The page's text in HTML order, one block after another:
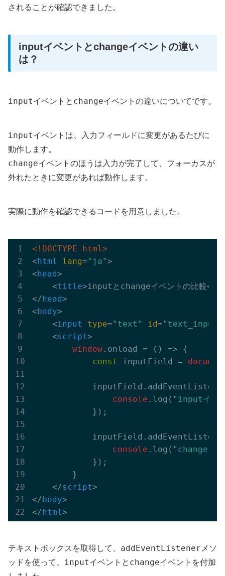
されることが確認できました。
inputイベントとchangeイベントの違い
は？
inputイベントと changeイベントの違いについてです。
inputイベントは、入力フィールドに変更があるたびに
動作します。
changeイベントのほうは入力が完了して、フォーカスが
外れたときに変更があれば動作します。
実際に動作を確認できるコードを用意しました。
<!DOCTYPE html>
<html lang="ja">
<head>
<title>inputとchangeイベントの比較</
</head>
<body>
<input type="text" id="text_input"
<script>
window .onload = () => {
const
inputField =
console .log( "inputイベ
            });
console .log( "changeイ
            });
        }
</script>
</body>
</html >
テキストボックスを取得して、 addEventListener メソ
ッドを使って、 inputイベントと changeイベントを付加